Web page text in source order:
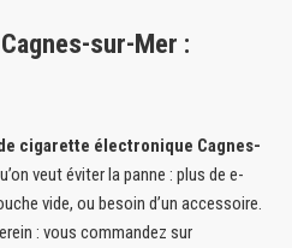
sur-Mer :
cigarette électronique Cagnes-
veut éviter la panne : plus de e-
vide, ou besoin d’un accessoire.
: vous commandez sur